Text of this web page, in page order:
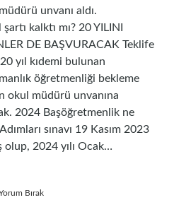
unvanı aldı.
kalktı mı? 20 YILINI
DE BAŞVURACAK Teklife
yıl kıdemi bulunan
öğretmenliği bekleme
okul müdürü unvanına
2024 Başöğretmenlik ne
sınavı 19 Kasım 2023
2024 yılı Ocak…
Bırak